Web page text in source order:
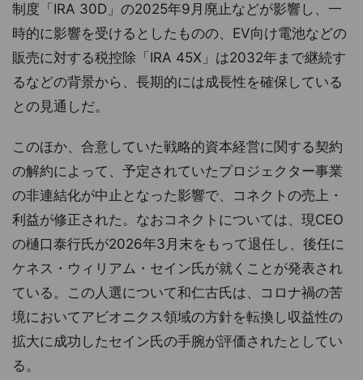
制度「IRA 30D」の2025年9月廃止などが影響し、一
時的に影響を受けるとしたものの、EV向け電池などの
販売に対する税控除「IRA 45X」は2032年まで継続す
るなどの背景から、長期的には成長性を確保している
との見通しだ。
このほか、合意していた戦略的資本経営に関する契約
の解約によって、予定されていたプロジェクター事業
の非連結化が中止となった影響で、コネクトの売上・
利益が修正された。なおコネクトについては、現CEO
の樋口泰行氏が2026年3月末をもって退任し、後任に
ケネス・ウィリアム・セイン氏が就くことが発表され
ている。この人選について和仁古氏は、コロナ禍の苦
境においてアビオニクス領域の方針を転換し収益性の
拡大に成功したセイン氏の手腕が評価されたとしてい
る。